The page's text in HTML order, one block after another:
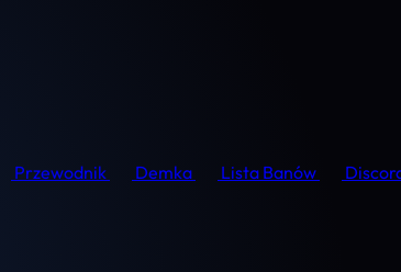
Przewodnik Demka Lista Banów